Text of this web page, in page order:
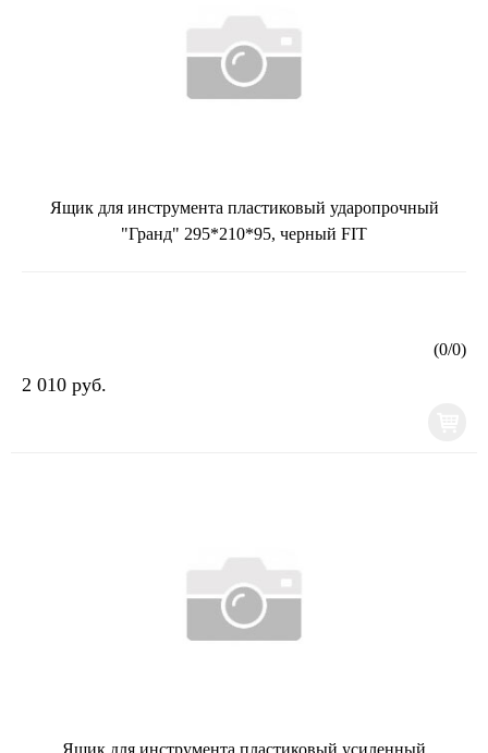
Ящик для инструмента пластиковый ударопрочный
"Гранд" 295*210*95, черный FIT
(0/0)
2 010 руб.
Ящик для инструмента пластиковый усиленный